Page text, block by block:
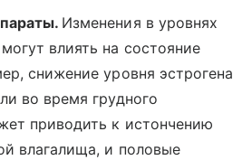
Изменения в уровнях
влиять на состояние
снижение уровня эстрогена
во время грудного
приводить к истончению
влагалища, и половые